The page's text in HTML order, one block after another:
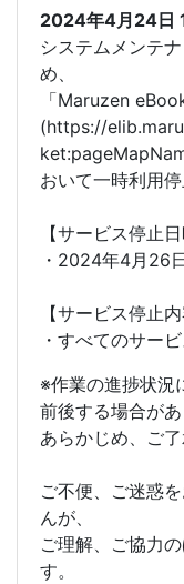
2024年4月24日
システムメンテ
め、
「Maruzen
(https://
おいて一時利用停
【サービス停止日
・2024年4月26
【サービス停止内
・すべてのサー
※作業の進捗状況
前後する場合があ
あらかじめ、ご了
ご不便、ご迷惑
んが、
ご理解、ご協力
す。